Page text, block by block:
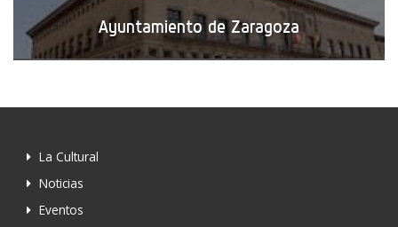
Ayuntamiento de Zaragoza
La Cultural
Noticias
Eventos